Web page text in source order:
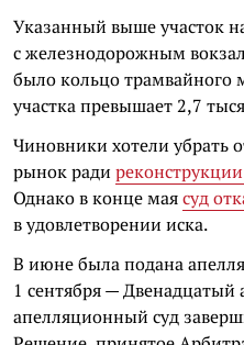
Указанный выше участок
с железнодорожным
было кольцо
участка превышает 2,7
Чиновники хотели убрать
рынок ради
Однако в конце маясуд
в удовлетворении иска.
В июне была подана
1 сентября —
апелляционный суд